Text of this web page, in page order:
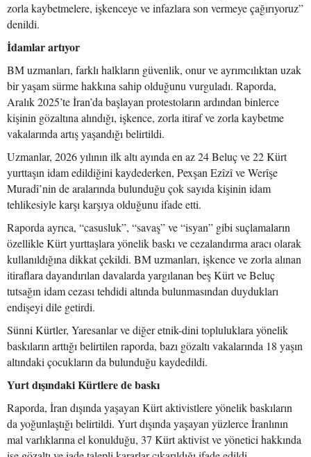
zorla kaybetmelere, işkenceye ve infazlara son vermeye çağırıyoruz”
denildi.
İdamlar artıyor
BM uzmanları, farklı halkların güvenlik, onur ve ayrımcılıktan uzak
bir yaşam sürme hakkına sahip olduğunu vurguladı. Raporda,
Aralık 2025’te İran’da başlayan protestoların ardından binlerce
kişinin gözaltına alındığı, işkence, zorla itiraf ve zorla kaybetme
vakalarında artış yaşandığı belirtildi.
Uzmanlar, 2026 yılının ilk altı ayında en az 24 Beluç ve 22 Kürt
yurttaşın idam edildiğini kaydederken, Pexşan Ezîzî ve Werîşe
Muradî’nin de aralarında bulunduğu çok sayıda kişinin idam
tehlikesiyle karşı karşıya olduğunu ifade etti.
Raporda ayrıca, “casusluk”, “savaş” ve “isyan” gibi suçlamaların
özellikle Kürt yurttaşlara yönelik baskı ve cezalandırma aracı olarak
kullanıldığına dikkat çekildi. BM uzmanları, işkence ve zorla alınan
itiraflara dayandırılan davalarda yargılanan beş Kürt ve Beluç
tutsağın idam cezası tehdidi altında bulunmasından duydukları
endişeyi dile getirdi.
Sünni Kürtler, Yaresanlar ve diğer etnik-dini topluluklara yönelik
baskıların arttığı belirtilen raporda, bazı gözaltı vakalarında 18 yaşın
altındaki çocukların da bulunduğu kaydedildi.
Yurt dışındaki Kürtlere de baskı
Raporda, İran dışında yaşayan Kürt aktivistlere yönelik baskıların
da yoğunlaştığı belirtildi. Yurt dışında yaşayan yüzlerce İranlının
mal varlıklarına el konulduğu, 37 Kürt aktivist ve yönetici hakkında